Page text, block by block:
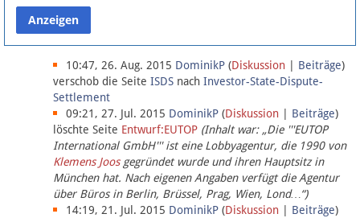
Datenschutz
Über Lobbypedia
Impressum
10:47, 26. Aug. 2015 DominikP (Diskussion Beiträge)
verschob die Seite ISDS nach Investor-State-Dispute-
Settlement
09:21, 27. Jul. 2015 DominikP (Diskussion Beiträge)
löschte Seite Entwurf:EUTOP (Inhalt war: „Die '''EUTOP
International GmbH''' ist eine Lobbyagentur, die 1990 von
Klemens Joosgegründet wurde und ihren Hauptsitz in
München hat. Nach eigenen Angaben verfügt die Agentur
über Büros in Berlin, Brüssel, Prag, Wien, Lond…“)
14:19, 21. Jul. 2015 DominikP (Diskussion Beiträge)